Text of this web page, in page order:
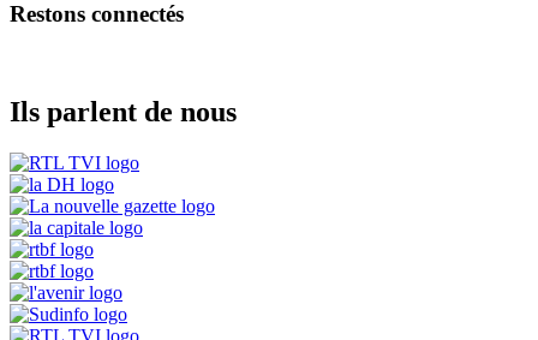
Restons connectés
Ils parlent de nous